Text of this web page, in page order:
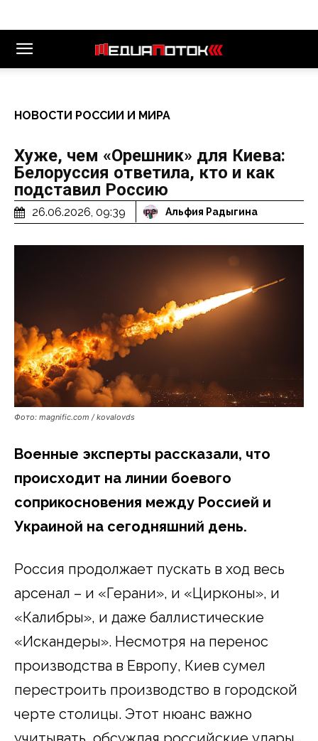
НОВОСТИ РОССИИ И МИРА
Хуже, чем «Орешник» для Киева:
Белоруссия ответила, кто и как
подставил Россию
26.06.2026, 09:39 Альфия Радыгина
Фото: magnific.com / kovalovds
Военные эксперты рассказали, что
происходит на линии боевого
соприкосновения между Россией и
Украиной на сегодняшний день.
Россия продолжает пускать в ход весь
арсенал – и «Герани», и «Цирконы», и
«Калибры», и даже баллистические
«Искандеры». Несмотря на перенос
производства в Европу, Киев сумел
перестроить производство в городской
черте столицы. Этот нюанс важно